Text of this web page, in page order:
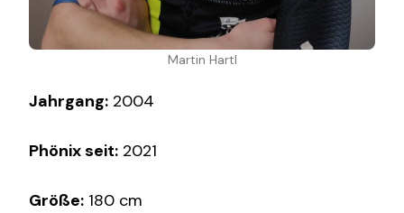
Martin Hartl
Jahrgang: 2004
Phönix seit: 2021
Größe: 180 cm